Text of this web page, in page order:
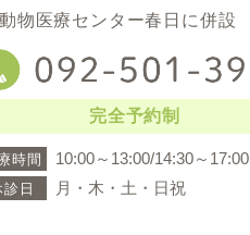
動物医療センター春日に併設
完全予約制
時間 10:00～13:00/14:30～17:00
診日 月・木・土・日祝